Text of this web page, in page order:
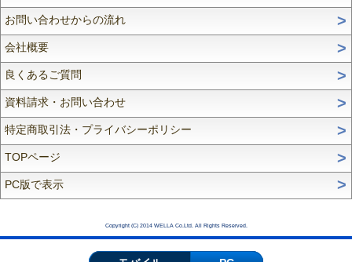
お問い合わせからの流れ
会社概要
良くあるご質問
資料請求・お問い合わせ
特定商取引法・プライバシーポリシー
TOPページ
PC版で表示
Copyright (C) 2014 WELLA Co.Ltd. All Rights Reserved.